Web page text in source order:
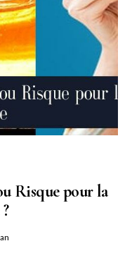
Risque pour la